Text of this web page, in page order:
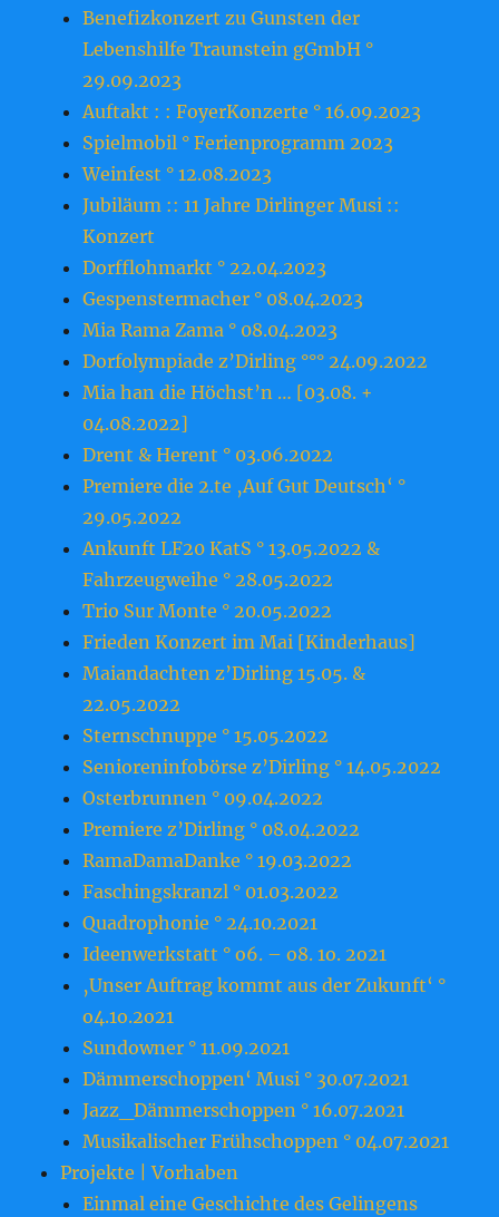
Benefizkonzert zu Gunsten der
Lebenshilfe Traunstein gGmbH °
29.09.2023
Auftakt : : FoyerKonzerte ° 16.09.2023
Spielmobil ° Ferienprogramm 2023
Weinfest ° 12.08.2023
Jubiläum :: 11 Jahre Dirlinger Musi ::
Konzert
Dorfflohmarkt ° 22.04.2023
Gespenstermacher ° 08.04.2023
Mia Rama Zama ° 08.04.2023
Dorfolympiade z’Dirling °°° 24.09.2022
Mia han die Höchst’n … [03.08. +
04.08.2022]
Drent & Herent ° 03.06.2022
Premiere die 2.te ‚Auf Gut Deutsch‘ °
29.05.2022
Ankunft LF20 KatS ° 13.05.2022 &
Fahrzeugweihe ° 28.05.2022
Trio Sur Monte ° 20.05.2022
Frieden Konzert im Mai [Kinderhaus]
Maiandachten z’Dirling 15.05. &
22.05.2022
Sternschnuppe ° 15.05.2022
Senioreninfobörse z’Dirling ° 14.05.2022
Osterbrunnen ° 09.04.2022
Premiere z’Dirling ° 08.04.2022
RamaDamaDanke ° 19.03.2022
Faschingskranzl ° 01.03.2022
Quadrophonie ° 24.10.2021
Ideenwerkstatt ° o6. – o8. 1o. 2o21
‚Unser Auftrag kommt aus der Zukunft‘ °
o4.1o.2o21
Sundowner ° 11.09.2021
Dämmerschoppen‘ Musi ° 30.07.2021
Jazz_Dämmerschoppen ° 16.07.2021
Musikalischer Frühschoppen ° 04.07.2021
Projekte | Vorhaben
Einmal eine Geschichte des Gelingens